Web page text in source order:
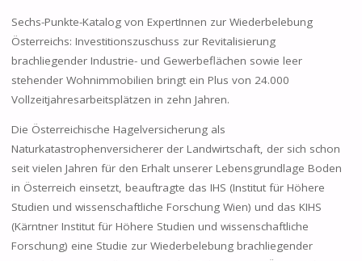
Sechs-Punkte-Katalog von ExpertInnen zur Wiederbelebung
Österreichs: Investitionszuschuss zur Revitalisierung
brachliegender Industrie- und Gewerbeflächen sowie leer
stehender Wohnimmobilien bringt ein Plus von 24.000
Vollzeitjahresarbeitsplätzen in zehn Jahren.
Die Österreichische Hagelversicherung als
Naturkatastrophenversicherer der Landwirtschaft, der sich schon
seit vielen Jahren für den Erhalt unserer Lebensgrundlage Boden
in Österreich einsetzt, beauftragte das IHS (Institut für Höhere
Studien und wissenschaftliche Forschung Wien) und das KIHS
(Kärntner Institut für Höhere Studien und wissenschaftliche
Forschung) eine Studie zur Wiederbelebung brachliegender